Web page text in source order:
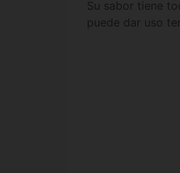
Su sabor tiene
puede dar uso